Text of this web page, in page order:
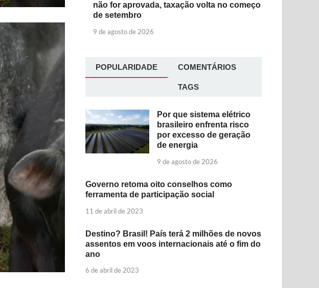
não for aprovada, taxação volta no começo
de setembro
9 de agosto de 2026
POPULARIDADE COMENTÁRIOS
TAGS
Por que sistema elétrico
brasileiro enfrenta risco
por excesso de geração
de energia
9 de agosto de 2026
Governo retoma oito conselhos como
ferramenta de participação social
11 de abril de 2023
Destino? Brasil! País terá 2 milhões de novos
assentos em voos internacionais até o fim do
ano
6 de abril de 2023